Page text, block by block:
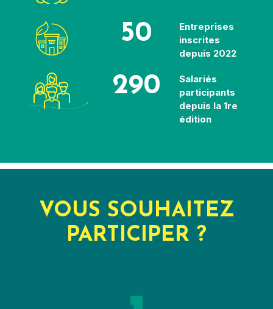
50
Entreprises
inscrites
depuis 2022
290
Salariés
participants
depuis la 1re
édition
VOUS SOUHAITEZ
PARTICIPER ?